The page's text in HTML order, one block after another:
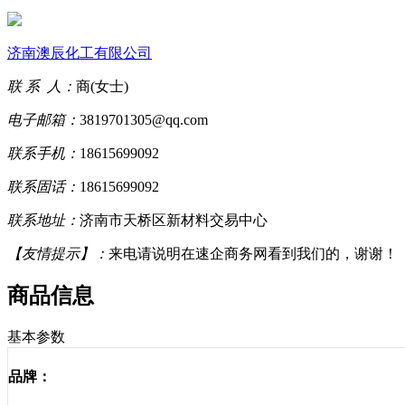
济南澳辰化工有限公司
联 系 人： 商(女士)
电子邮箱： 3819701305@qq.com
联系手机： 18615699092
联系固话： 18615699092
联系地址： 济南市天桥区新材料交易中心
【友情提示】： 来电请说明在速企商务网看到我们的，谢谢！
商品信息
基本参数
品牌：